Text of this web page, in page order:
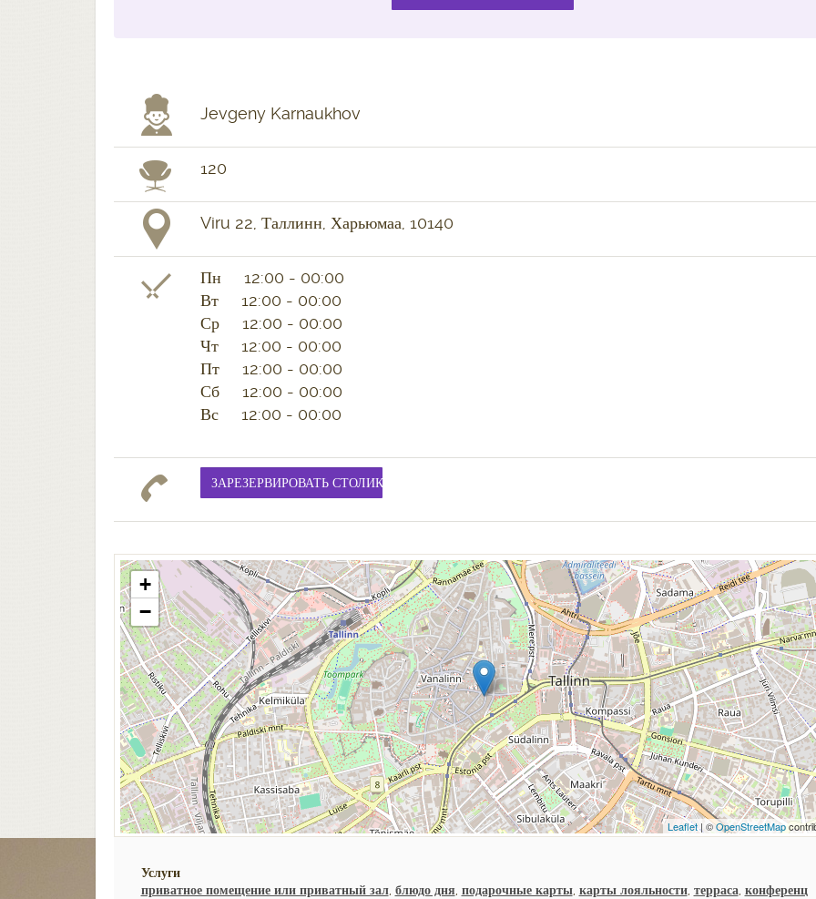
Jevgeny Karnaukhov
120
Viru 22, Таллинн, Харьюмаа, 10140
Пн 12:00 - 00:00
Вт 12:00 - 00:00
Ср 12:00 - 00:00
Чт 12:00 - 00:00
Пт 12:00 - 00:00
Сб 12:00 - 00:00
Вс 12:00 - 00:00
+
−
Leaflet| ©OpenStreetMap
Услуги
приватное помещение или приватный зал, блюдо дня, подарочные карты, карты лояльности, терраса, конференц